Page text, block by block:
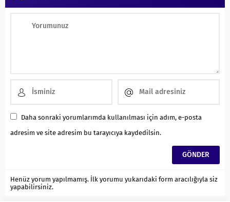
Daha sonraki yorumlarımda kullanılması için adım, e-posta
adresim ve site adresim bu tarayıcıya kaydedilsin.
Henüz yorum yapılmamış. İlk yorumu yukarıdaki form aracılığıyla siz
yapabilirsiniz.